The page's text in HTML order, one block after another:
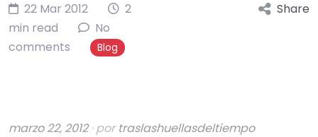
22 Mar 2012
2
min read
No
comments
Blog
Share
marzo 22, 2012· portraslashuellasdeltiempo